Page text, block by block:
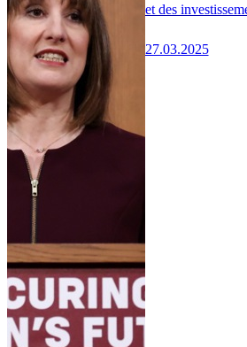
et des
27.03.2025